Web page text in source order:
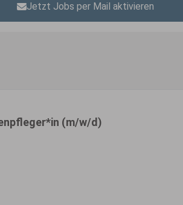
Jetzt Jobs per Mail aktivieren
(m/w/d)